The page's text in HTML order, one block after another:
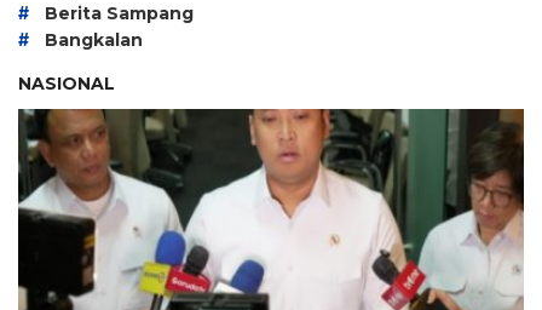
# Berita Sampang
#
Bangkalan
NASIONAL